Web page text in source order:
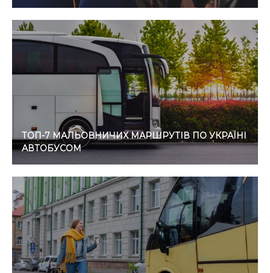
ТОП-7 МАЛЬОВНИЧИХ МАРШРУТІВ ПО УКРАЇНІ
АВТОБУСОМ